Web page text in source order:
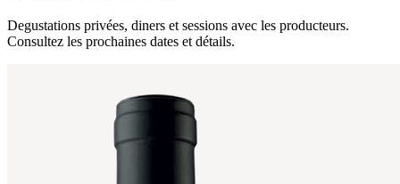
Degustations privées, diners et sessions avec les producteurs.
Consultez les prochaines dates et détails.